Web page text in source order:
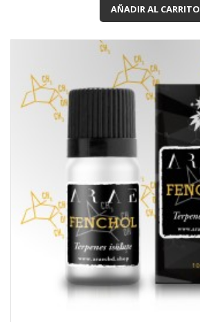
AÑADIR AL CARRITO